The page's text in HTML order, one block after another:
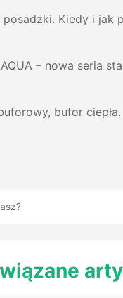
Kiedy i jak
– nowa seria
bufor